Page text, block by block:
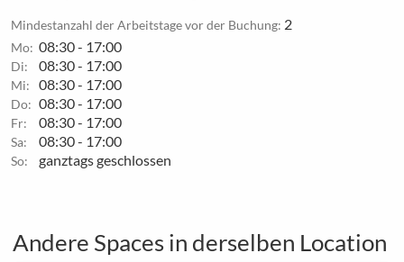
Mindestanzahl der Arbeitstage vor der Buchung: 2
Mo: 08:30 - 17:00
Di: 08:30 - 17:00
Mi: 08:30 - 17:00
Do: 08:30 - 17:00
Fr: 08:30 - 17:00
Sa: 08:30 - 17:00
So: ganztags geschlossen
Andere Spaces in derselben Location